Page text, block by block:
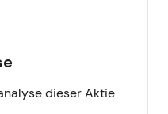
dieser Aktie